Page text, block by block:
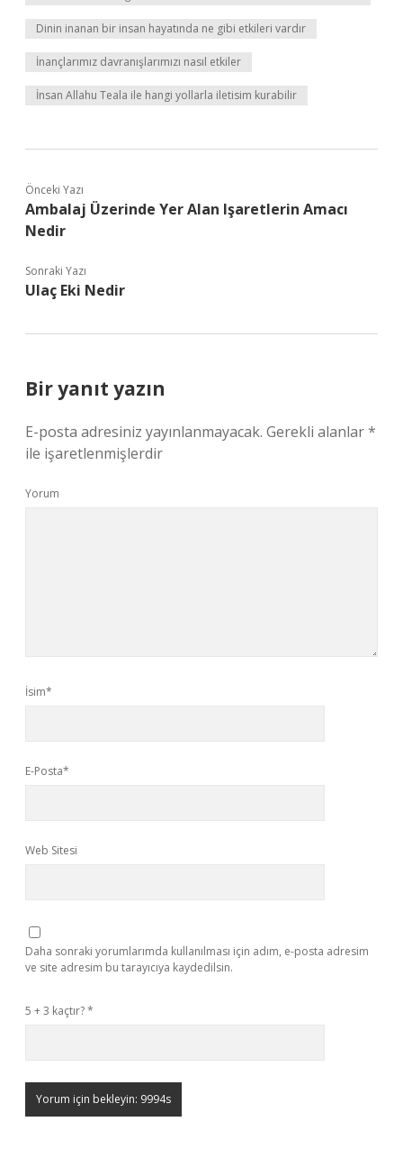
Dinin inanan bir insan hayatında ne gibi etkileri vardır
İnançlarımız davranışlarımızı nasıl etkiler
İnsan Allahu Teala ile hangi yollarla iletisim kurabilir
Önceki Yazı
Ambalaj Üzerinde Yer Alan Işaretlerin Amacı
Nedir
Sonraki Yazı
Ulaç Eki Nedir
Bir yanıt yazın
E-posta adresiniz yayınlanmayacak. Gerekli alanlar*
ile işaretlenmişlerdir
Yorum
İsim*
E-Posta*
Web Sitesi
Daha sonraki yorumlarımda kullanılması için adım, e-posta adresim
ve site adresim bu tarayıcıya kaydedilsin.
5 + 3 kaçtır?*